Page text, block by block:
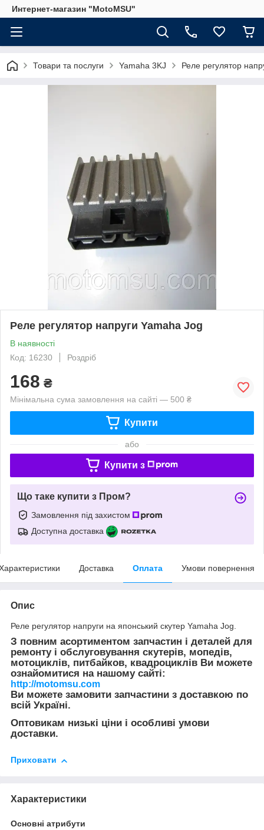
Интернет-магазин "MotoMSU"
Товари та послуги Yamaha 3KJ Реле регулятор
Реле регулятор напруги Yamaha Jog
В наявності
Код: 16230
Роздріб
168 ₴
Мінімальна сума замовлення на сайті — 500 ₴
Купити
або
Купити з
Що таке купити з Пром?
Замовлення під захистом
Доступна доставка
Доставка Оплата Умови повернення
Опис
Реле регулятор напруги на японський скутер Yamaha Jog.
З повним асортиментом запчастин і деталей для
ремонту і обслуговування скутерів, мопедів,
мотоциклів, питбайков, квадроциклів Ви можете
ознайомитися на нашому сайті:
http://motomsu.com
Ви можете замовити запчастини з доставкою по
всій Україні.
Оптовикам низькі ціни і особливі умови
доставки.
Приховати
Характеристики
Основні атрибути